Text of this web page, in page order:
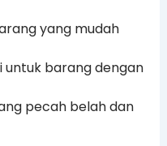
yang mudah
untuk barang dengan
pecah belah dan